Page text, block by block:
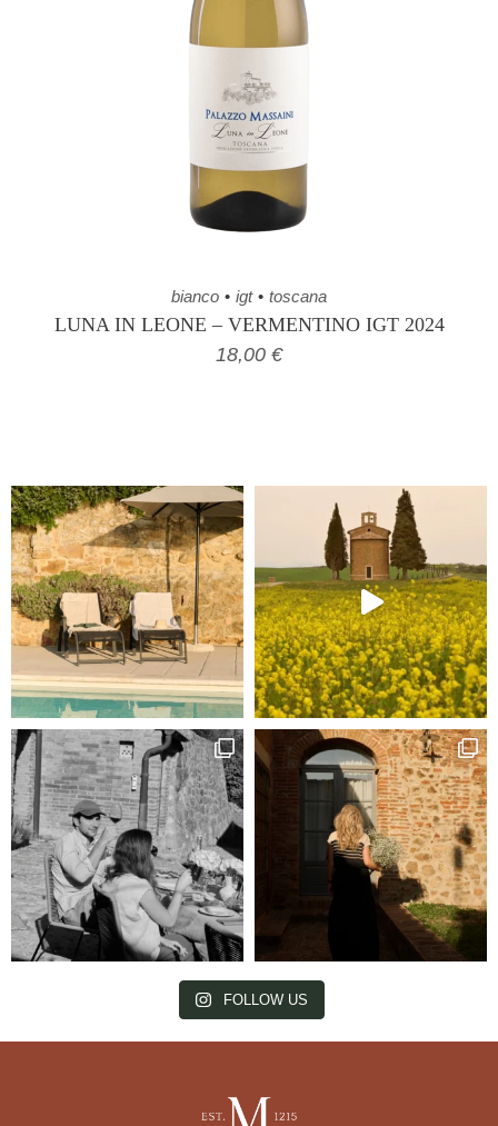
bianco igt toscana
LUNA IN LEONE – VERMENTINO IGT 2024
18,00 €
FOLLOW US